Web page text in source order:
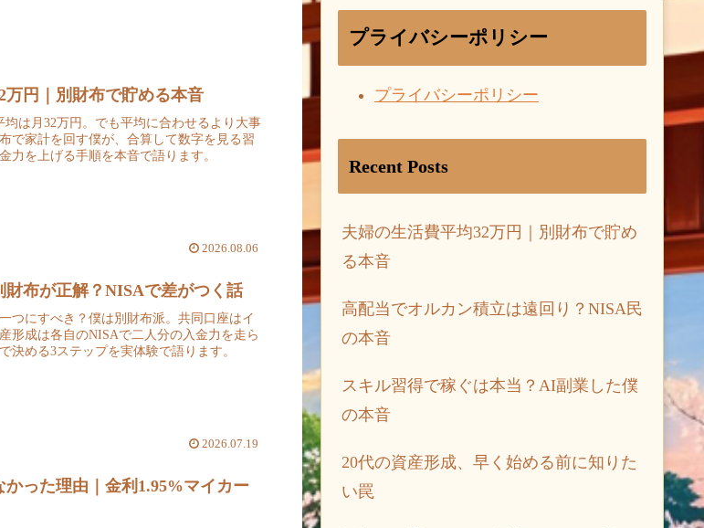
万円｜別財布で貯める本音
均は月32万円。でも平均に合わせるより大事
で家計を回す僕が、合算して数字を見る習
力を上げる手順を本音で語ります。
2026.08.06
財布が正解？NISAで差がつく話
つにすべき？僕は別財布派。共同口座はイ
形成は各自のNISAで二人分の入金力を走ら
決める3ステップを実体験で語ります。
2026.07.19
った理由｜金利1.95%マイカー
プライバシーポリシー
プライバシーポリシー
Recent Posts
夫婦の生活費平均32万円｜別財布で貯め
る本音
高配当でオルカン積立は遠回り？NISA民
の本音
スキル習得で稼ぐは本当？AI副業した僕
の本音
20代の資産形成、早く始める前に知りた
い罠